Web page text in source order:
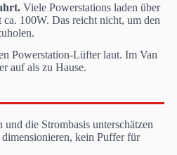
Viele Powerstations laden über
100W. Das reicht nicht, um den
Powerstation-Lüfter laut. Im Van
auf als zu Hause.
die Strombasis unterschätzen
kein Puffer für